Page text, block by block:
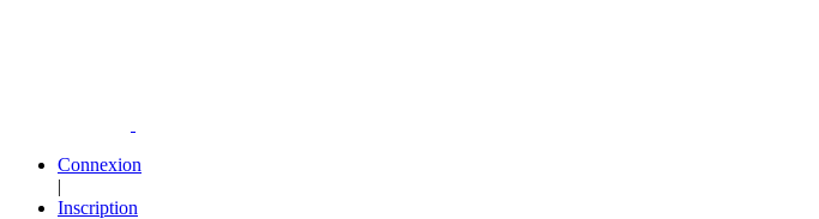
Connexion
|
Inscription